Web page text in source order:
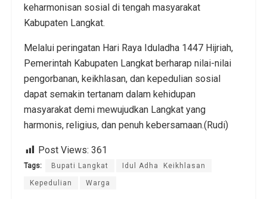
keharmonisan sosial di tengah masyarakat
Kabupaten Langkat.
Melalui peringatan Hari Raya Iduladha 1447 Hijriah,
Pemerintah Kabupaten Langkat berharap nilai-nilai
pengorbanan, keikhlasan, dan kepedulian sosial
dapat semakin tertanam dalam kehidupan
masyarakat demi mewujudkan Langkat yang
harmonis, religius, dan penuh kebersamaan.(Rudi)
Post Views: 361
Tags: Bupati Langkat Idul Adha Keikhlasan
Kepedulian Warga